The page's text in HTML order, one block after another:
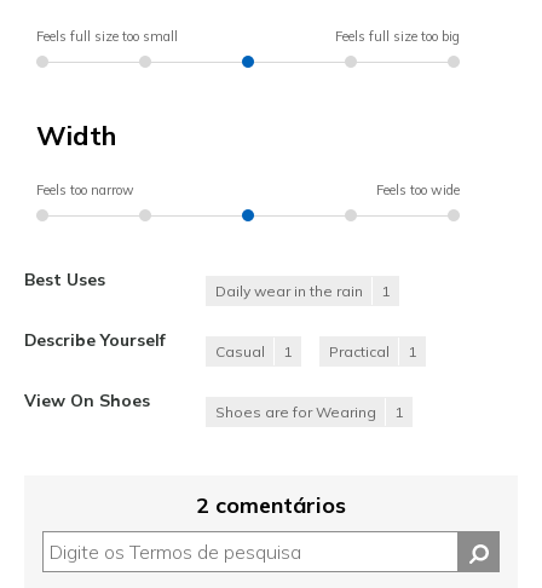
Feels full size too small Feels full size too big
Width
Feels too narrow Feels too wide
Best Uses
Daily wear in the rain 1
Describe Yourself
Casual 1 Practical 1
View On Shoes
Shoes are for Wearing 1
2 comentários